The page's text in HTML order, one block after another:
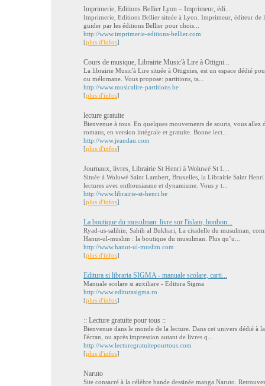
Imprimerie, Editions Bellier Lyon – Imprimeur, édi...
Imprimerie, Editions Bellier située à Lyon. Imprimeur, éditeur de
guider par les éditions Bellier pour chois...
http://www.imprimerie-editions-bellier.com
[plus d'infos]
Cours de musique, Librairie Music'à Lire à Ottigni...
La librairie Music'à Lire située à Ottignies, est un espace dédié
ou mélomane. Vous propose: partitions, ta...
http://www.musicalire-partitions.be
[plus d'infos]
lecture gratuite
Bienvenue à tous. En quelques mouvements de souris, vous
romans, en version intégrale et gratuite. Bonne lect...
http://www.jeandau.com
[plus d'infos]
Journaux, livres, Librairie St Henri à Woluwé St L...
Située à Woluwé Saint Lambert, Bruxelles, la Librairie Saint
lectures avec enthousiasme et dynamisme. Vous y t...
http://www.librairie-st-henri.be
[plus d'infos]
La boutique du musulman: livre sur l'islam, bonbon...
Ryad-us-salihin, Sahih al Bukhari, La citadelle du musulman,
Hanut-ul-muslim : la boutique du musulman. Plus qu’u...
http://www.hanut-ul-muslim.com
[plus d'infos]
Editura si libraria SIGMA - manuale scolare, carti...
Manuale scolare si auxiliare - Editura Sigma
http://www.editurasigma.ro
[plus d'infos]
:: Lecture gratuite pour tous ::
Bienvenue dans le monde de la lecture. Dans cet univers dédié à
l'écran, ou après impression autant de livres q...
http://www.lecturegratuitepourtous.com
[plus d'infos]
Naruto
Site consacré à la célèbre bande dessinée manga Naruto.